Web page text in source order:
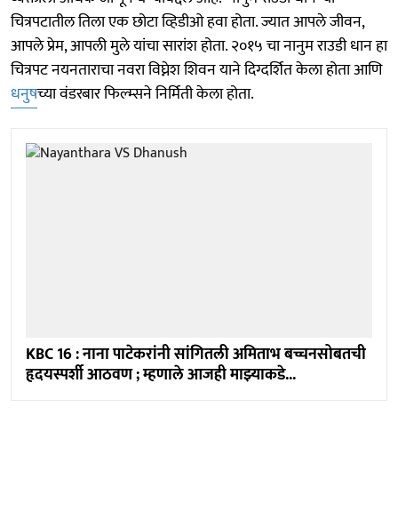
चित्रपटातील तिला एक छोटा व्हिडीओ हवा होता. ज्यात आपले जीवन,
आपले प्रेम, आपली मुले यांचा सारांश होता. २०१५ चा नानुम राउडी धान हा
चित्रपट नयनताराचा नवरा विघ्नेश शिवन याने दिग्दर्शित केला होता आणि
धनुषच्या वंडरबार फिल्म्सने निर्मिती केला होता.
KBC 16 : नाना पाटेकरांनी सांगितली अमिताभ बच्चनसोबतची
हृदयस्पर्शी आठवण ; म्हणाले आजही माझ्याकडे...